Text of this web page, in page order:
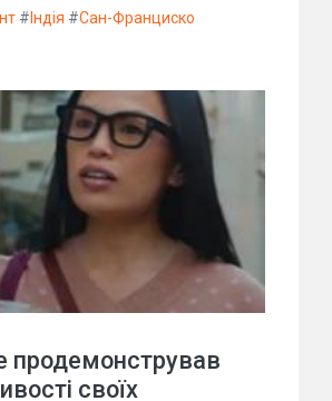
# Індія #Сан-Франциско
продемонстрував
своїх